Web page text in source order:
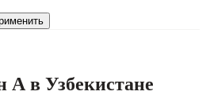
А в Узбекистане